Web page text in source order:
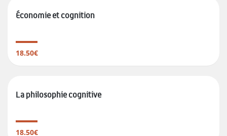
Économie et cognition
18.50€
La philosophie cognitive
18.50€